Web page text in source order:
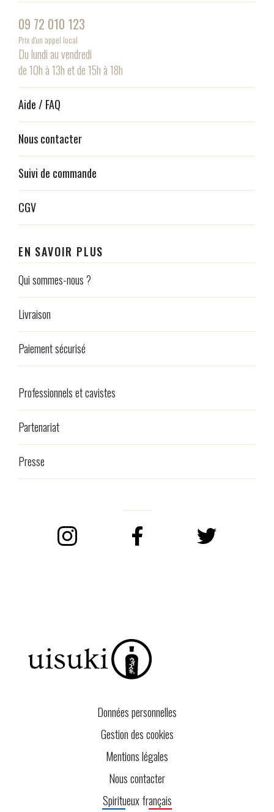
09 72 010 123
Prix d'un appel local
Du lundi au vendredi
de 10h à 13h et de 15h à 18h
Aide / FAQ
Nous contacter
Suivi de commande
CGV
EN SAVOIR PLUS
Qui sommes-nous ?
Livraison
Paiement sécurisé
Professionnels et cavistes
Partenariat
Presse
Données personnelles
Gestion des cookies
Mentions légales
Nous contacter
Spiritueux français